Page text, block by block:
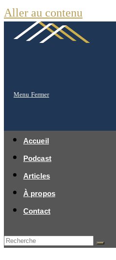
Aller au contenu
Menu Fermer
Accueil
Podcast
Articles
À propos
Contact